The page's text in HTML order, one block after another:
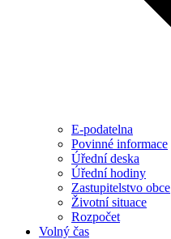
E-podatelna
Povinné informace
Úřední deska
Úřední hodiny
Zastupitelstvo obce
Životní situace
Rozpočet
Volný čas